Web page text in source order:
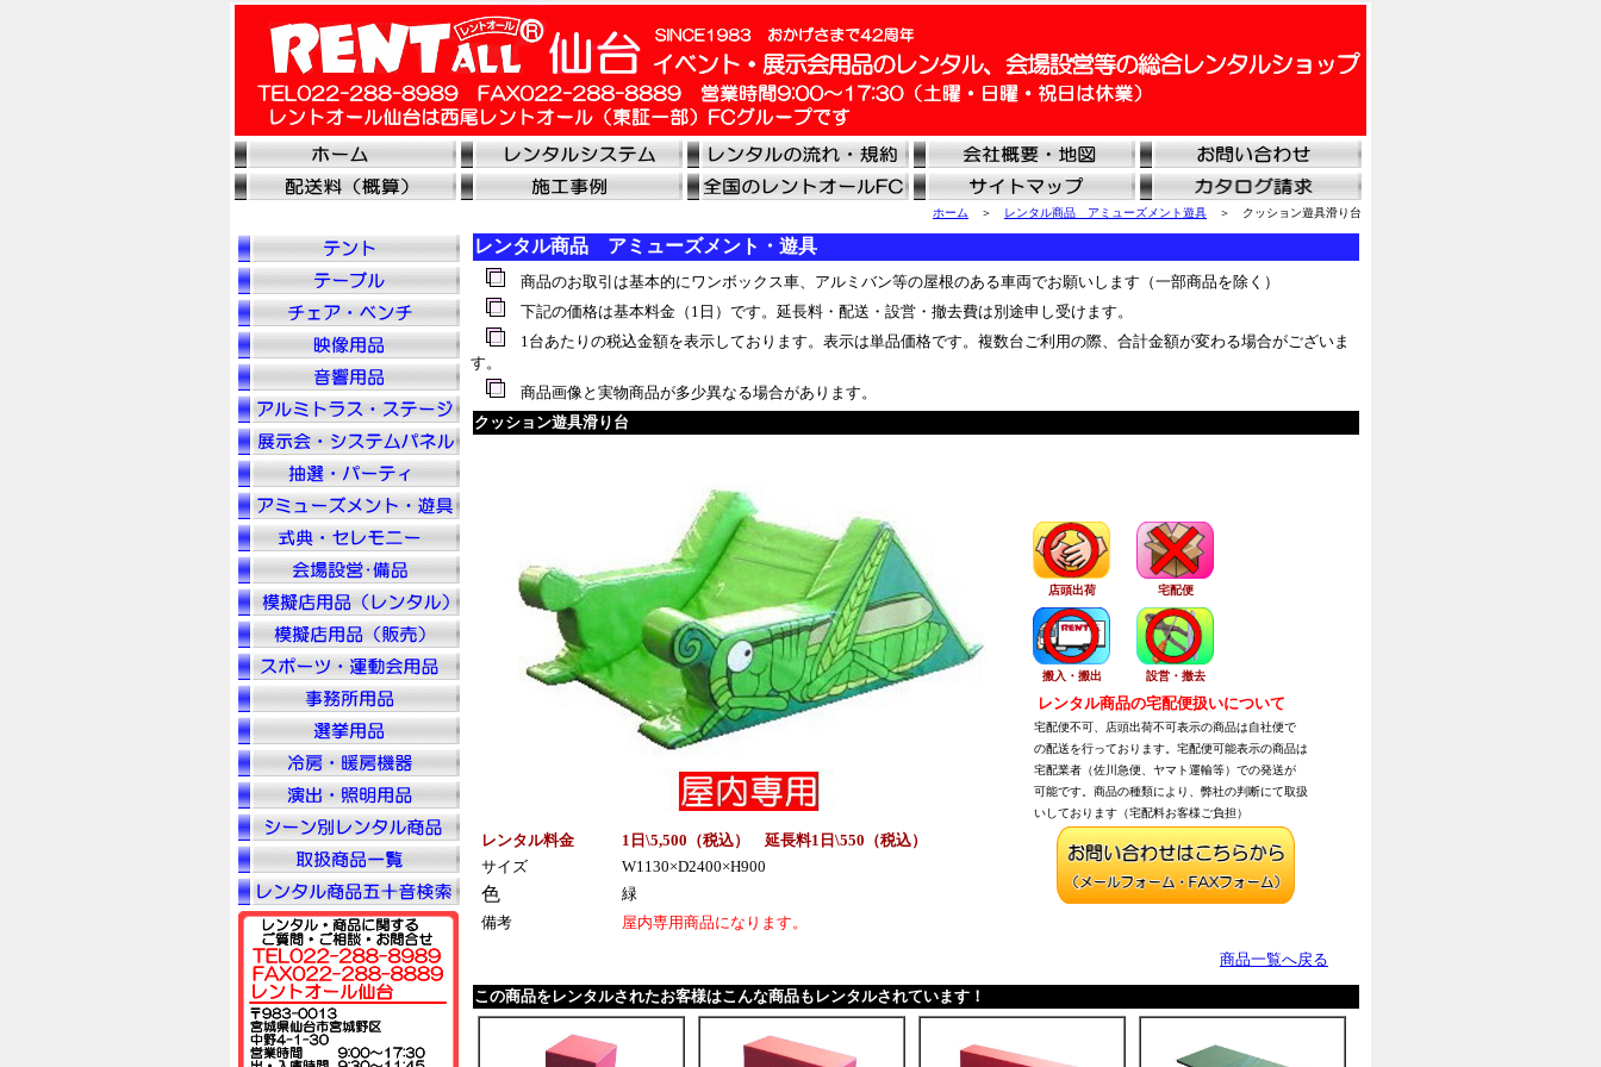
ホーム ＞ レンタル商品 アミューズメント遊具 ＞ クッション遊具滑り台
レンタル商品 アミューズメント・遊具
商品のお取引は基本的にワンボックス車、アルミバン等の屋根のある車両でお願いします（一部商品を除く）
下記の価格は基本料金（1日）です。延長料・配送・設営・撤去費は別途申し受けます。
1台あたりの税込金額を表示しております。表示は単品価格です。複数台ご利用の際、合計金額が変わる場合がございま
す。
商品画像と実物商品が多少異なる場合があります。
クッション遊具滑り台
店頭出荷 宅配便
搬入・搬出 設営・撤去
レンタル商品の宅配便扱いについて
宅配便不可、店頭出荷不可表示の商品は自社便で
の配送を行っております。宅配便可能表示の商品は
宅配業者（佐川急便、ヤマト運輸等）での発送が
可能です。商品の種類により、弊社の判断にて取扱
いしております（宅配料お客様ご負担）
レンタル料金 1日\5,500（税込） 延長料1日\550（税込）
サイズ
W1130×D2400×H900
色
緑
備考
屋内専用商品になります。
商品一覧へ戻る
この商品をレンタルされたお客様はこんな商品もレンタルされています！